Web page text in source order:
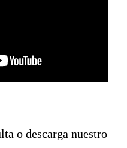
o descarga nuestro